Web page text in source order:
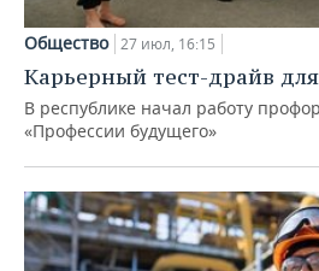
Общество 27 июл, 16:15
Карьерный тест-драйв
В республике начал работу
«Профессии будущего»